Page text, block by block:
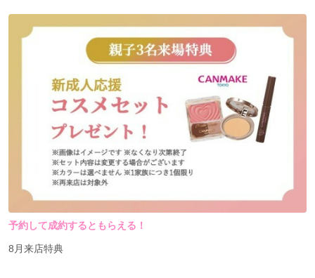
予約して成約するともらえる！
8月来店特典